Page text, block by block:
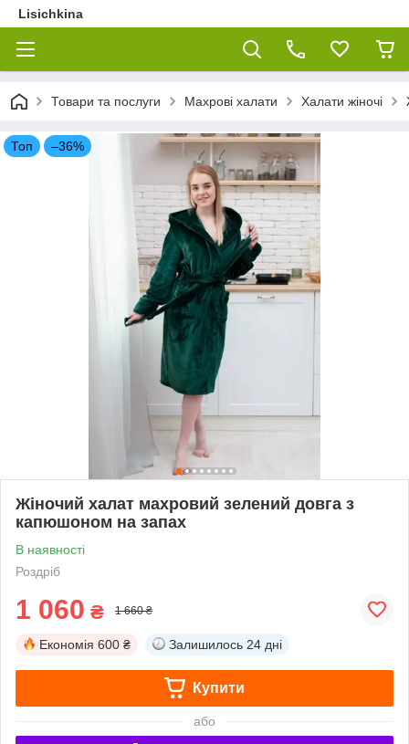
Lisichkina
Товари та послуги Махрові халати Халати жіночі
Топ –36%
Жіночий халат махровий зелений довга з
капюшоном на запах
В наявності
Роздріб
1 060 ₴ 1 660 ₴
Економія 600 ₴ Залишилось 24 дні
Купити
або